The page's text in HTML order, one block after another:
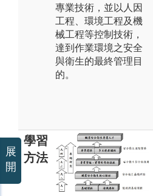
專業技術，並以人因
工程、環境工程及機
械工程等控制技術，
達到作業環境之安全
與衛生的最終管理目
的。
學習
方法
展
開